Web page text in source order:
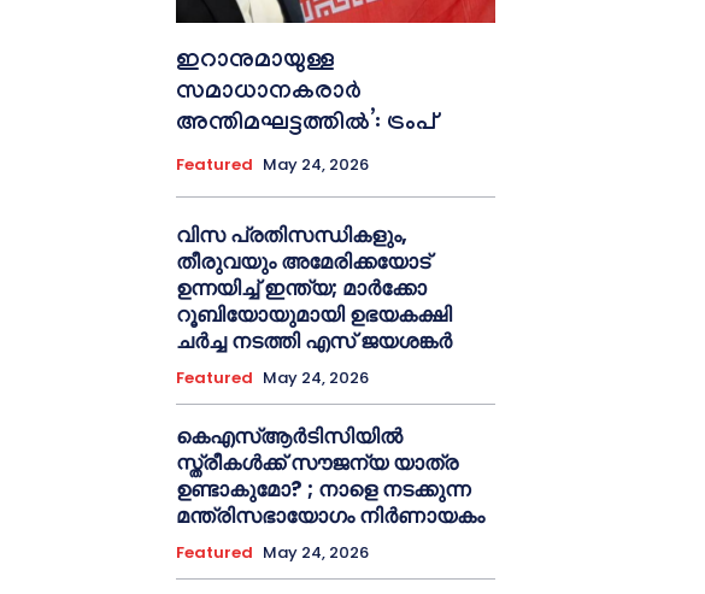
ഇറാനുമായുള്ള
സമാധാനകരാർ
അന്തിമഘട്ടത്തിൽ‌’: ട്രംപ്
Featured May 24, 2026
വിസ പ്രതിസന്ധികളും,
തീരുവയും അമേരിക്കയോട്
ഉന്നയിച്ച് ഇന്ത്യ; മാർക്കോ
റൂബിയോയുമായി ഉഭയകക്ഷി
ചർച്ച നടത്തി എസ് ജയശങ്കർ
Featured May 24, 2026
കെഎസ്ആർടിസിയിൽ
സ്ത്രീകൾക്ക് സൗജന്യ യാത്ര
ഉണ്ടാകുമോ? ; നാളെ നടക്കുന്ന
മന്ത്രിസഭായോഗം നിർണായകം
Featured May 24, 2026